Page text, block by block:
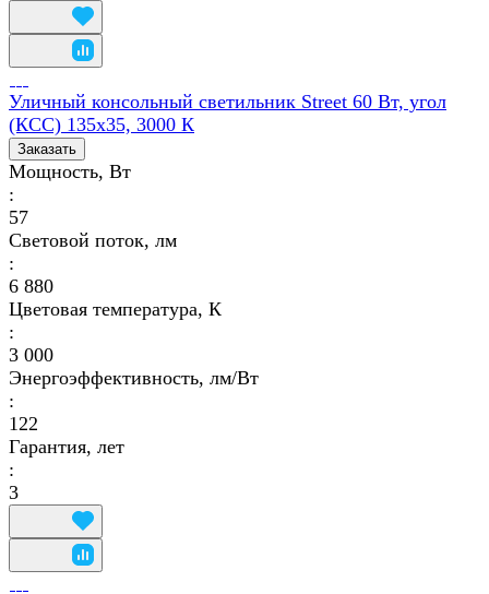
Уличный консольный светильник Street 60 Вт, угол
(КСС) 135х35, 3000 К
Заказать
Мощность, Вт
:
57
Световой поток, лм
:
6 880
Цветовая температура, К
:
3 000
Энергоэффективность, лм/Вт
:
122
Гарантия, лет
:
3